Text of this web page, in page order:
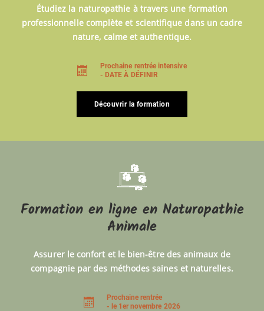
Étudiez la naturopathie à travers une formation
professionnelle complète et scientifique dans un cadre
nature, calme et authentique.
Prochaine rentrée intensive
- DATE À DÉFINIR
Découvrir la formation
Formation en ligne en Naturopathie
Animale
Assurer le confort et le bien-être des animaux de
compagnie par des méthodes saines et naturelles.
Prochaine rentrée
- le 1er novembre 2026